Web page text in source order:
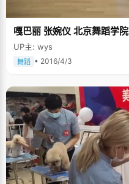
嘎巴丽 张婉仪 北京舞蹈学院
UP主: wys
舞蹈 • 2016/4/3